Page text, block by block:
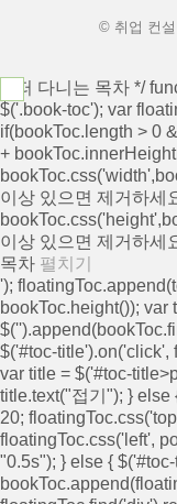
© 취업 컨
/* 떠 다니는 목차 */
$('.book-toc'); var
if(bookToc.length > 0
+
이상 있으면 제거하세
이상 있으면 제거하세
목차 펼치기
');
bookToc.height()); var
$('
$('#toc-title').on('click',
var title = $('#toc-
title.text("접기"); } else
20;
floatingToc.css('left',
"0.5s"); } else {